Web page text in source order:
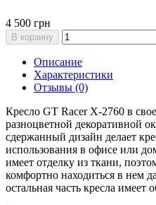
4 500 грн
В корзину
Описание
Характеристики
Отзывы (0)
Кресло GT Racer X-2760 в
разноцветной декоративной
сдержанный дизайн делает
использования в офисе или
имеет отделку из ткани,
комфортно находиться в нем
остальная часть кресла имеет